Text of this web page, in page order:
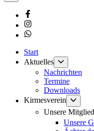
Facebook
Instagram
Whatsapp
Start
Aktuelles
anzeigen
Nachrichten
Termine
Downloads
Kirmesverein
Unsere
Unsere